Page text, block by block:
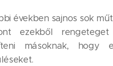
években sajnos sok
ezekből
másoknak, hogy